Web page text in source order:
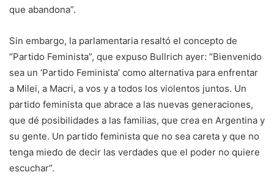
que abandona”.
Sin embargo, la parlamentaria resaltó el concepto de
“Partido Feminista”, que expuso Bullrich ayer: “Bienvenido
sea un ‘Partido Feminista’ como alternativa para enfrentar
a Milei, a Macri, a vos y a todos los violentos juntos. Un
partido feminista que abrace a las nuevas generaciones,
que dé posibilidades a las familias, que crea en Argentina y
su gente. Un partido feminista que no sea careta y que no
tenga miedo de decir las verdades que el poder no quiere
escuchar”.